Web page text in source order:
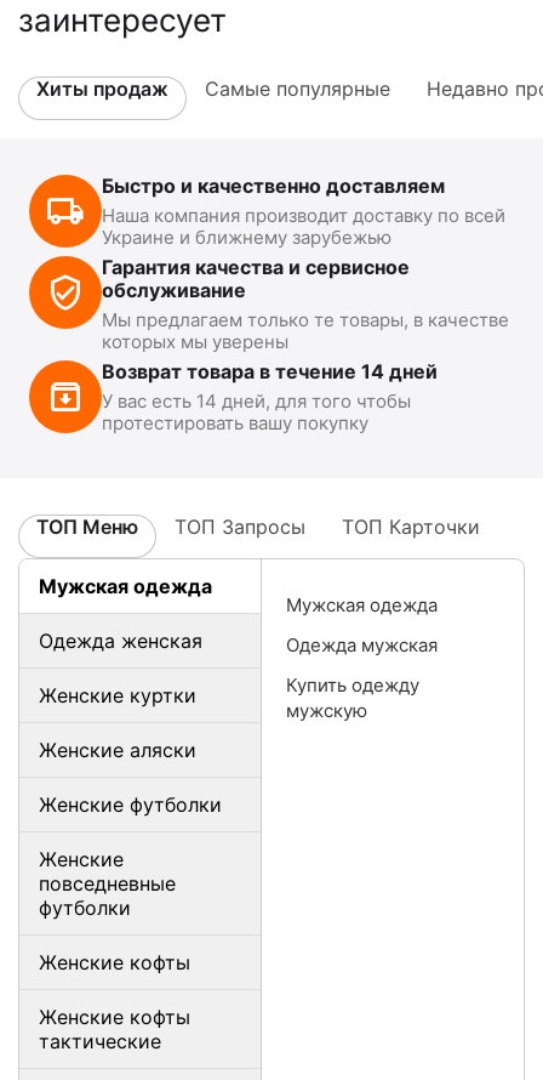
заинтересует
Хиты продаж Самые популярные Недавно
Быстро и качественно доставляем
Наша компания производит доставку по всей
Украине и ближнему зарубежью
Гарантия качества и сервисное
обслуживание
Мы предлагаем только те товары, в качестве
которых мы уверены
Возврат товара в течение 14 дней
У вас есть 14 дней, для того чтобы
протестировать вашу покупку
ТОП Меню ТОП Запросы ТОП Карточки
Мужская одежда
Одежда женская
Женские куртки
Женские аляски
Женские футболки
Женские
повседневные
футболки
Женские кофты
Женские кофты
тактические
Мужская одежда
Одежда мужская
Купить одежду
мужскую